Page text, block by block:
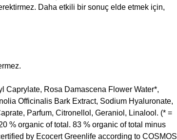
Daha etkili bir sonuç elde etmek için,
Caprylate, Rosa Damascena Flower Water*,
Officinalis Bark Extract, Sodium Hyaluronate,
Parfum, Citronellol, Geraniol, Linalool. (* =
% organic of total. 83 % organic of total minus
by Ecocert Greenlife according to COSMOS